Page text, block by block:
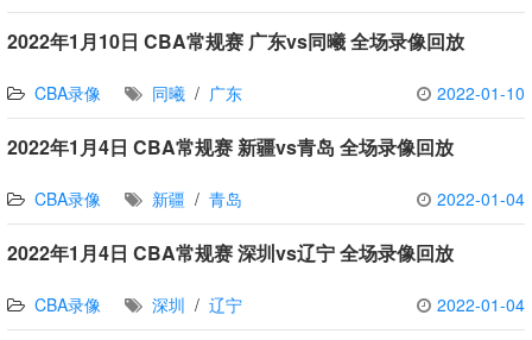
2022年1月10日 CBA常规赛 广东vs同曦 全场录像回放
CBA录像 同曦 / 广东 2022-01-10
2022年1月4日 CBA常规赛 新疆vs青岛 全场录像回放
CBA录像 新疆 / 青岛 2022-01-04
2022年1月4日 CBA常规赛 深圳vs辽宁 全场录像回放
CBA录像 深圳 / 辽宁 2022-01-04